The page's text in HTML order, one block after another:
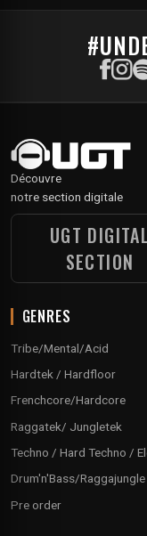
Découvre
notre section digitale
UGT DIGITAL
SECTION
GENRES
Tribe/Mental/Acid
Hardtek / Hardfloor
Frenchcore/Hardcore
Raggatek/ Jungletek
Techno / Hard Techno /
Drum'n'Bass/Raggajungle
Pre order